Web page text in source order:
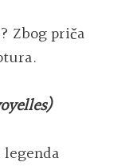
Zbog priča